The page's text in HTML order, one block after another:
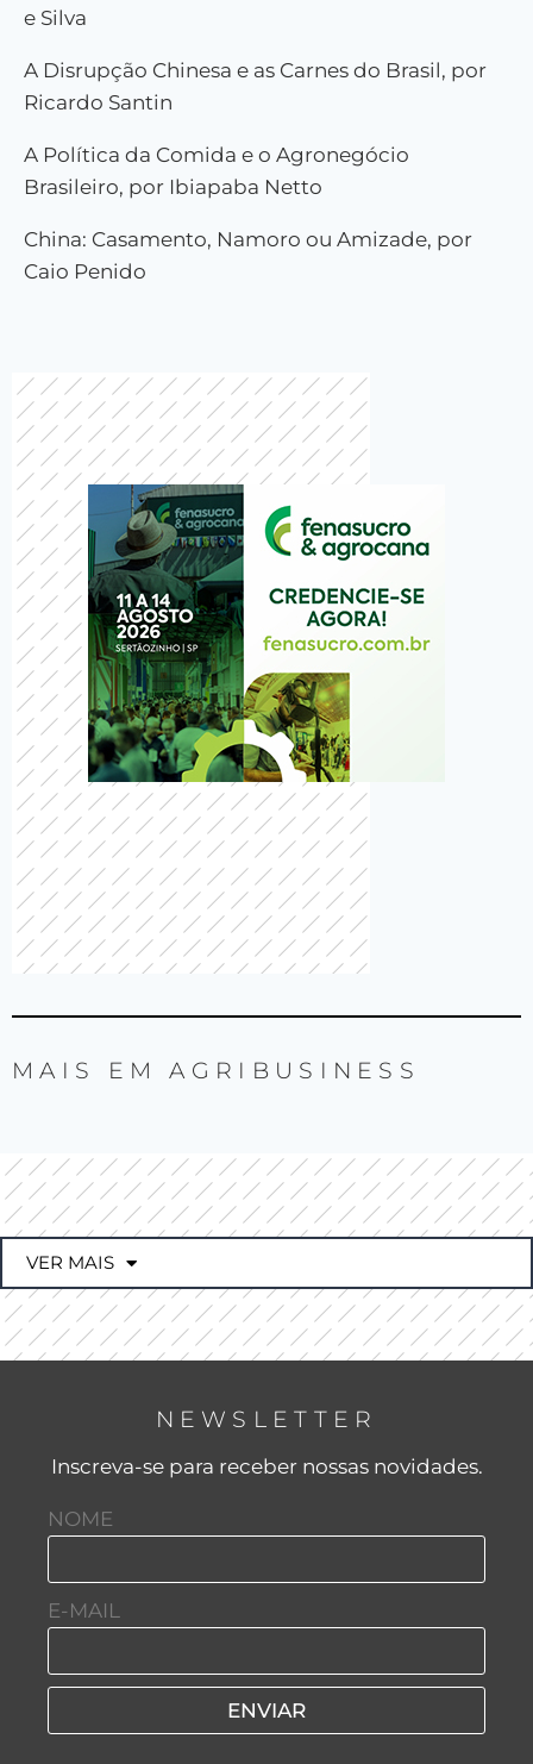
e Silva
A Disrupção Chinesa e as Carnes do Brasil, por
Ricardo Santin
A Política da Comida e o Agronegócio
Brasileiro, por Ibiapaba Netto
China: Casamento, Namoro ou Amizade, por
Caio Penido
MAIS EMAGRIBUSINESS
VER MAIS
NEWSLETTER
Inscreva-se para receber nossas novidades.
NOME
E-MAIL
ENVIAR